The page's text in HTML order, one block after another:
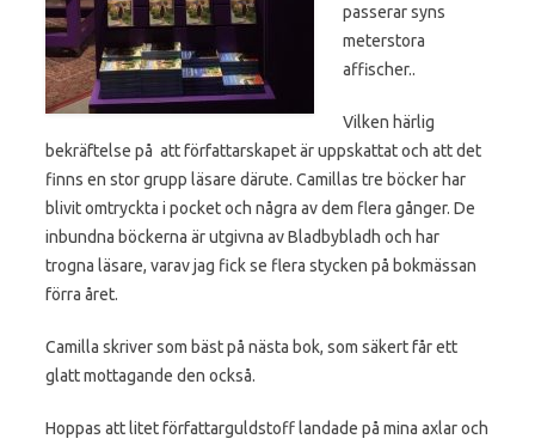
passerar syns
meterstora
affischer..
Vilken härlig
bekräftelse på att författarskapet är uppskattat och att det
finns en stor grupp läsare därute. Camillas tre böcker har
blivit omtryckta i pocket och några av dem flera gånger. De
inbundna böckerna är utgivna av Bladbybladh och har
trogna läsare, varav jag fick se flera stycken på bokmässan
förra året.
Camilla skriver som bäst på nästa bok, som säkert får ett
glatt mottagande den också.
Hoppas att litet författarguldstoff landade på mina axlar och